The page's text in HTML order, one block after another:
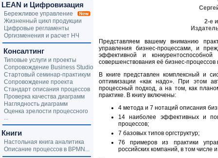
2-е
Представляем вашему вниманию
управления бизнес-процессами, и
эффективной и
совершенствования её бизнес-процессов
В книге представлен комплексный и
оптимизации «как надо». При этом
процессный подход, а на том, как
практике. В книгу включены:
4 метода и 7 нотаций описания
14 наиболее эффективных и
процессов;
7 базовых типов оргструктур;
76 примеров из практики
российских компаний, в том
LEAN и Цифровизация
Бережливое управление
Жизненный цикл продукции
Цифровые регламенты
Оргизменения и расчет НЧ
Консалтинг
Типовые услуги и проекты
Сопровождение Business Studio
Стартовый семинар-практикум
Сопровождение проекта
Стандарт описания процессов
Проверка качества диаграмм
Наглядность диаграмм
Оценка зрелости процессного
...
Книги
Настольная книга аналитика
Описание процессов в BPMN...